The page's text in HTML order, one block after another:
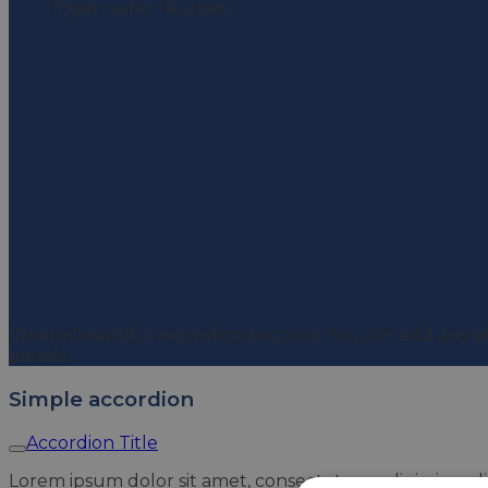
Ingen varer i kurven.
Create beautiful accordion sections. You can add any
panels.
Simple accordion
Accordion Title
Lorem ipsum dolor sit amet, consectetuer adipiscing